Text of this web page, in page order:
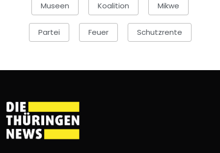
Museen Koalition Mikwe
Partei Feuer Schutzrente